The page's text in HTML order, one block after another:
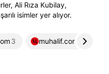
Ali Rıza Kubilay,
isimler yer alıyor.
3 muhalif.com.tr4